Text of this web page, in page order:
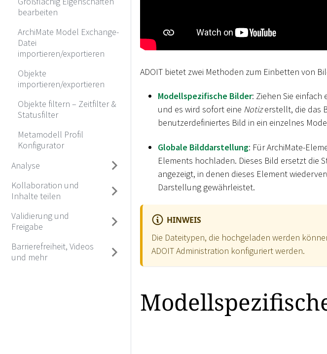
bearbeiten
ArchiMate Model Exchange-
Datei
importieren/exportieren
Objekte
importieren/exportieren
Objekte filtern – Zeitfilter &
Statusfilter
Metamodell Profil
Konfigurator
Analyse
Kollaboration und
Inhalte teilen
Validierung und
Freigabe
Barrierefreiheit, Videos
und mehr
ADOIT bietet zwei Methoden zum Einbetten von
Modellspezifische Bilder: Ziehen Sie
und es wird sofort eine Notizerstellt, die das
benutzerdefiniertes Bild in ein einzelnes
Globale Bilddarstellung: Für ArchiMate-
Elements hochladen. Dieses Bild ersetzt
angezeigt, in denen dieses Element
Darstellung gewährleistet.
HINWEIS
Die Dateitypen, die hochgeladen werden
ADOIT Administration konfiguriert werden.